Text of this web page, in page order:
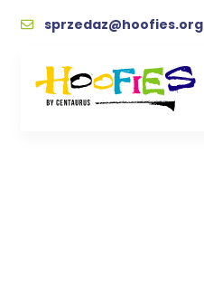
sprzedaz@hoofies.org